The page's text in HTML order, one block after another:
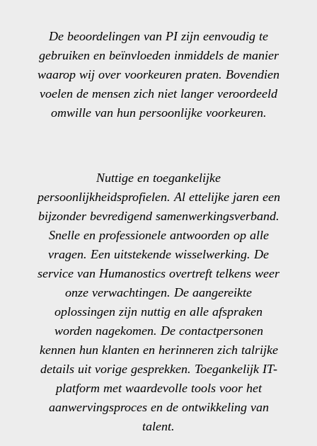
De beoordelingen van PI zijn eenvoudig te
gebruiken en beïnvloeden inmiddels de manier
waarop wij over voorkeuren praten. Bovendien
voelen de mensen zich niet langer veroordeeld
omwille van hun persoonlijke voorkeuren.
Nuttige en toegankelijke
persoonlijkheidsprofielen. Al ettelijke jaren een
bijzonder bevredigend samenwerkingsverband.
Snelle en professionele antwoorden op alle
vragen. Een uitstekende wisselwerking. De
service van Humanostics overtreft telkens weer
onze verwachtingen. De aangereikte
oplossingen zijn nuttig en alle afspraken
worden nagekomen. De contactpersonen
kennen hun klanten en herinneren zich talrijke
details uit vorige gesprekken. Toegankelijk IT-
platform met waardevolle tools voor het
aanwervingsproces en de ontwikkeling van
talent.